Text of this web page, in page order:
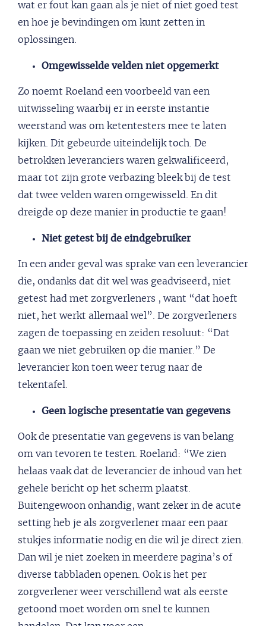
wat er fout kan gaan als je niet of niet goed test
en hoe je bevindingen om kunt zetten in
oplossingen.
Omgewisselde velden niet opgemerkt
Zo noemt Roeland een voorbeeld van een
uitwisseling waarbij er in eerste instantie
weerstand was om ketentesters mee te laten
kijken. Dit gebeurde uiteindelijk toch. De
betrokken leveranciers waren gekwalificeerd,
maar tot zijn grote verbazing bleek bij de test
dat twee velden waren omgewisseld. En dit
dreigde op deze manier in productie te gaan!
Niet getest bij de eindgebruiker
In een ander geval was sprake van een leverancier
die, ondanks dat dit wel was geadviseerd, niet
getest had met zorgverleners , want “dat hoeft
niet, het werkt allemaal wel”. De zorgverleners
zagen de toepassing en zeiden resoluut: “Dat
gaan we niet gebruiken op die manier.” De
leverancier kon toen weer terug naar de
tekentafel.
Geen logische presentatie van gegevens
Ook de presentatie van gegevens is van belang
om van tevoren te testen. Roeland: “We zien
helaas vaak dat de leverancier de inhoud van het
gehele bericht op het scherm plaatst.
Buitengewoon onhandig, want zeker in de acute
setting heb je als zorgverlener maar een paar
stukjes informatie nodig en die wil je direct zien.
Dan wil je niet zoeken in meerdere pagina’s of
diverse tabbladen openen. Ook is het per
zorgverlener weer verschillend wat als eerste
getoond moet worden om snel te kunnen